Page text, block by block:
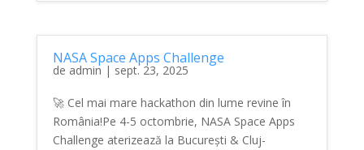
NASA Space Apps Challenge
de admin | sept. 23, 2025
🚀 Cel mai mare hackathon din lume revine în
România!Pe 4-5 octombrie, NASA Space Apps
Challenge aterizează la București & Cluj-